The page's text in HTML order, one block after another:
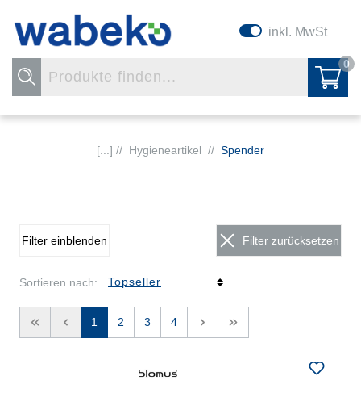
inkl. MwSt
0
[...] // Hygieneartikel // Spender
Filter einblenden Filter zurücksetzen
Sortieren nach:
<< < 1 2 3 4 > >>